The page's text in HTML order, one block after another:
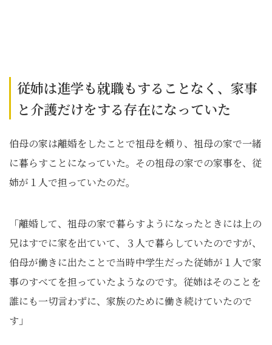
従姉は進学も就職もすることなく、家事
と介護だけをする存在になっていた
伯母の家は離婚をしたことで祖母を頼り、祖母の家で一緒
に暮らすことになっていた。その祖母の家での家事を、従
姉が１人で担っていたのだ。
「離婚して、祖母の家で暮らすようになったときには上の
兄はすでに家を出ていて、３人で暮らしていたのですが、
伯母が働きに出たことで当時中学生だった従姉が１人で家
事のすべてを担っていたようなのです。従姉はそのことを
誰にも一切言わずに、家族のために働き続けていたので
す」